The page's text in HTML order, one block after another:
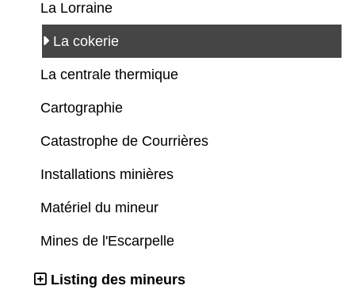
La Lorraine
La cokerie
La centrale thermique
Cartographie
Catastrophe de Courrières
Installations minières
Matériel du mineur
Mines de l'Escarpelle
Listing des mineurs